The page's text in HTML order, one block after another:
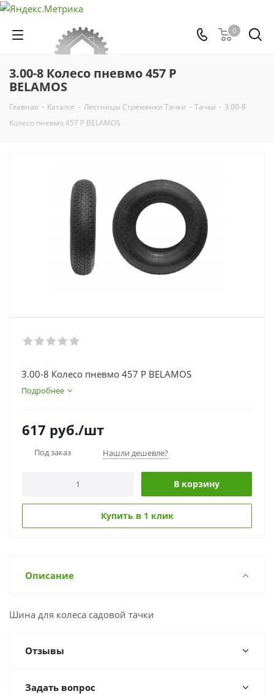
0
3.00-8 Колесо пневмо 457 Р
BELAMOS
Главная - Каталог - Лестницы Стремянки Тачки - Тачки - 3.00-8
Колесо пневмо 457 Р BELAMOS
3.00-8 Колесо пневмо 457 Р BELAMOS
Подробнее
617 руб./шт
Под заказ Нашли дешевле?
В корзину
Купить в 1 клик
Описание
Шина для колеса садовой тачки
Отзывы
Задать вопрос